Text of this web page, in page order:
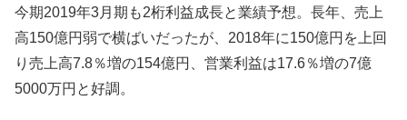
今期2019年3月期も2桁利益成長と業績予想。長年、売上
高150億円弱で横ばいだったが、2018年に150億円を上回
り売上高7.8％増の154億円、営業利益は17.6％増の7億
5000万円と好調。